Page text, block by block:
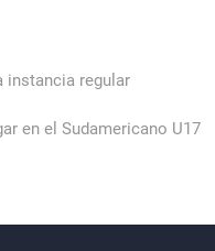
instancia regular
en el Sudamericano U17